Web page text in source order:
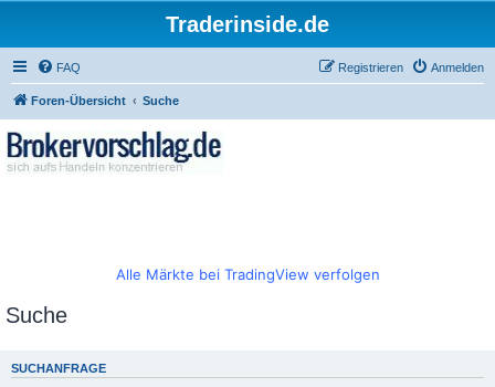
Traderinside.de
FAQ Anmelden
Registrieren
Foren-Übersicht Suche
Alle Märkte bei TradingView verfolgen
Suche
SUCHANFRAGE